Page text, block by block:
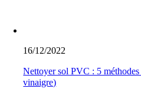
16/12/2022
Nettoyer sol PVC : 5
vinaigre)